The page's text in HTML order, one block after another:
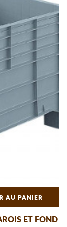
AU PANIER
ET FOND